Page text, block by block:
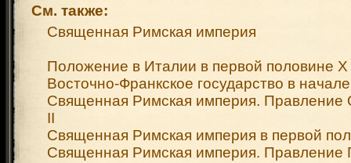
См. также:
Священная Римская империя
Положение в Италии в первой половине X
Восточно-Франкское государство в
Священная Римская империя. Правление
II
Священная Римская империя в первой
Священная Римская империя. Правление